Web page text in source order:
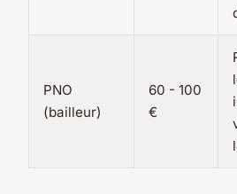
PNO
(bailleur)
60 - 100
€